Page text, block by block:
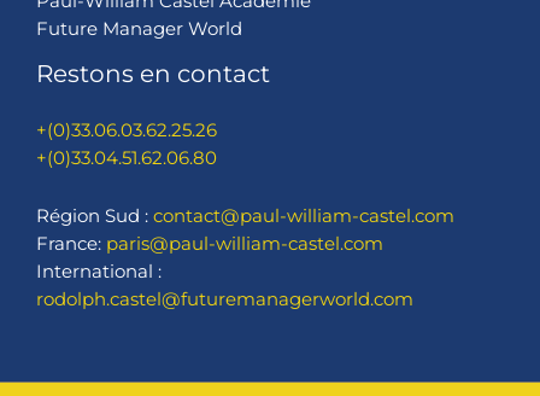
Future Manager World
Restons en contact
+(0)33.06.03.62.25.26
+(0)33.04.51.62.06.80
Région Sud : contact@paul-william-castel.com
France: paris@paul-william-castel.com
International :
rodolph.castel@futuremanagerworld.com